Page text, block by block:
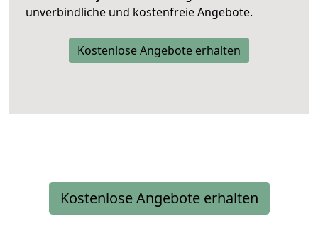
unverbindliche und kostenfreie Angebote.
Kostenlose Angebote erhalten
Kostenlose Angebote erhalten